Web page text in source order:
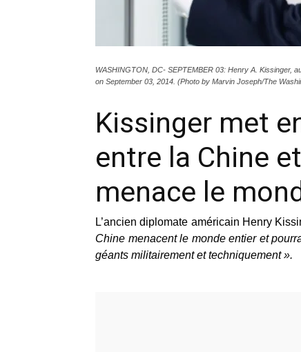
WASHINGTON, DC- SEPTEMBER 03: Henry A. Kissinger,
on September 03, 2014. (Photo by Marvin Joseph/The
Kissinger met
entre la Chine
menace le
L’ancien diplomate américain Henry
Chine menacent le monde entier et
géants militairement et techniquement ».